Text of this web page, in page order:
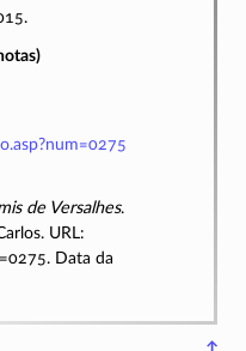
de Versalhes.
URL:
Data da